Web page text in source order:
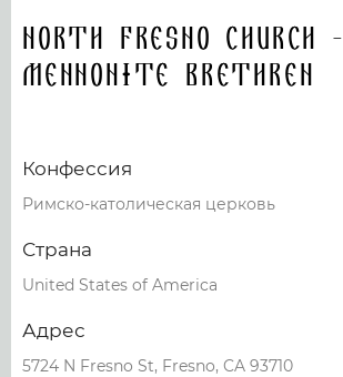
North Fresno Church -
Mennonite Brethren
Конфессия
Римско-католическая церковь
Страна
United States of America
Адрес
5724 N Fresno St, Fresno, CA 93710